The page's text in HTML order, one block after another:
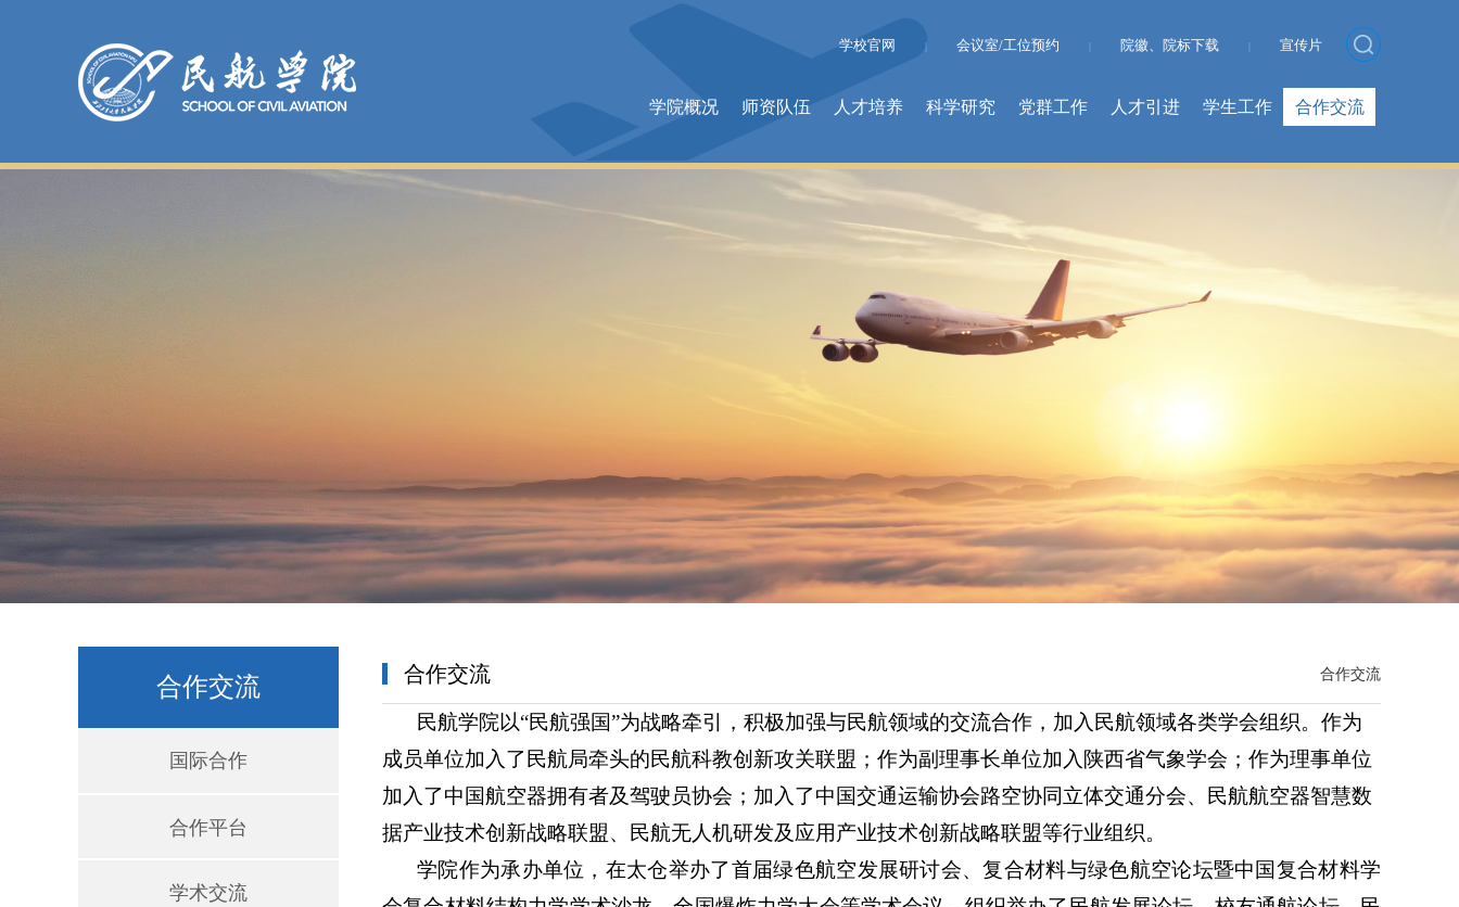
学校官网 | 会议室/工位预约 院徽、院标下载 宣传片
学院概况 师资队伍 人才培养 科学研究 党群工作 人才引进 学生工作 合作交流
合作交流
国际合作
合作平台
学术交流
合作交流 合作交流
民航学院以“民航强国”为战略牵引，积极加强与民航领域的交流合作，加入民航领域各类学会组织。作为
成员单位加入了民航局牵头的民航科教创新攻关联盟；作为副理事长单位加入陕西省气象学会；作为理事单位
加入了中国航空器拥有者及驾驶员协会；加入了中国交通运输协会路空协同立体交通分会、民航航空器智慧数
据产业技术创新战略联盟、民航无人机研发及应用产业技术创新战略联盟等行业组织。
学院作为承办单位，在太仓举办了首届绿色航空发展研讨会、复合材料与绿色航空论坛暨中国复合材料学